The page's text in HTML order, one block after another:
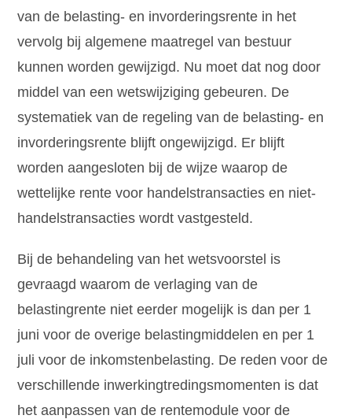
van de belasting- en invorderingsrente in het
vervolg bij algemene maatregel van bestuur
kunnen worden gewijzigd. Nu moet dat nog door
middel van een wetswijziging gebeuren. De
systematiek van de regeling van de belasting- en
invorderingsrente blijft ongewijzigd. Er blijft
worden aangesloten bij de wijze waarop de
wettelijke rente voor handelstransacties en niet-
handelstransacties wordt vastgesteld.
Bij de behandeling van het wetsvoorstel is
gevraagd waarom de verlaging van de
belastingrente niet eerder mogelijk is dan per 1
juni voor de overige belastingmiddelen en per 1
juli voor de inkomstenbelasting. De reden voor de
verschillende inwerkingtredingsmomenten is dat
het aanpassen van de rentemodule voor de